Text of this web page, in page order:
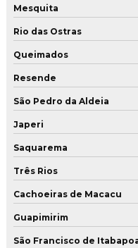
Lapidação de piso industrial
Lavagem de piso industrial
Orçamento de polimento de
Pintura epóxi sobre concreto
Pintura epóxi para
Pintura epóxi piso
Pintura epóxi piso garagem
Pintura epoxi piso industrial
Pintura de estacionamento
Mesquita
Rio das Ostras
Queimados
Resende
São Pedro da Aldeia
Japeri
Saquarema
Três Rios
Cachoeiras de Macacu
Guapimirim
São Francisco de